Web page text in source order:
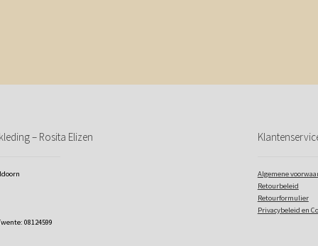
– Rosita Elizen
08124599
Algemene
Retourbeleid
Retourformulier
Privacybeleid en